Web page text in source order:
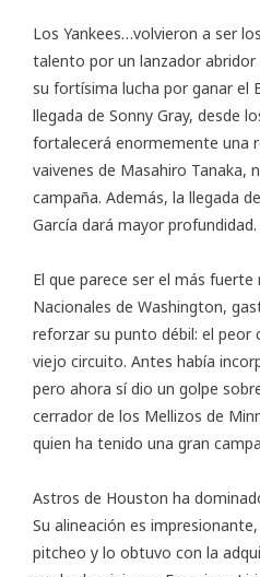
Los Yankees…volvieron a ser
talento por un lanzador abridor
su fortísima lucha por ganar el
llegada de Sonny Gray, desde
fortalecerá enormemente una
vaivenes de Masahiro Tanaka,
campaña. Además, la llegada
García dará mayor profundidad.
El que parece ser el más
Nacionales de Washington,
reforzar su punto débil: el peor
viejo circuito. Antes había
pero ahora sí dio un golpe
cerrador de los Mellizos de
quien ha tenido una gran
Astros de Houston ha
Su alineación es
pitcheo y lo obtuvo con la